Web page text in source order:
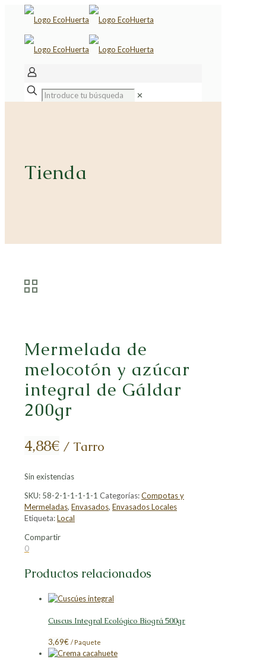
✕
Tienda
Mermelada de
melocotón y azúcar
integral de Gáldar
200gr
4,88€ / Tarro
Sin existencias
SKU: 58-2-1-1-1-1-1 Categorías:Compotas y
Mermeladas, Envasados, Envasados Locales
Etiqueta:Local
Compartir
Compartir
Facebook
Compartir
X
Compartir
LinkedIn
Compartir
Pinterest
0
Productos relacionados
Cuscus Integral Ecológico Biográ 500gr
3,69€ / Paquete